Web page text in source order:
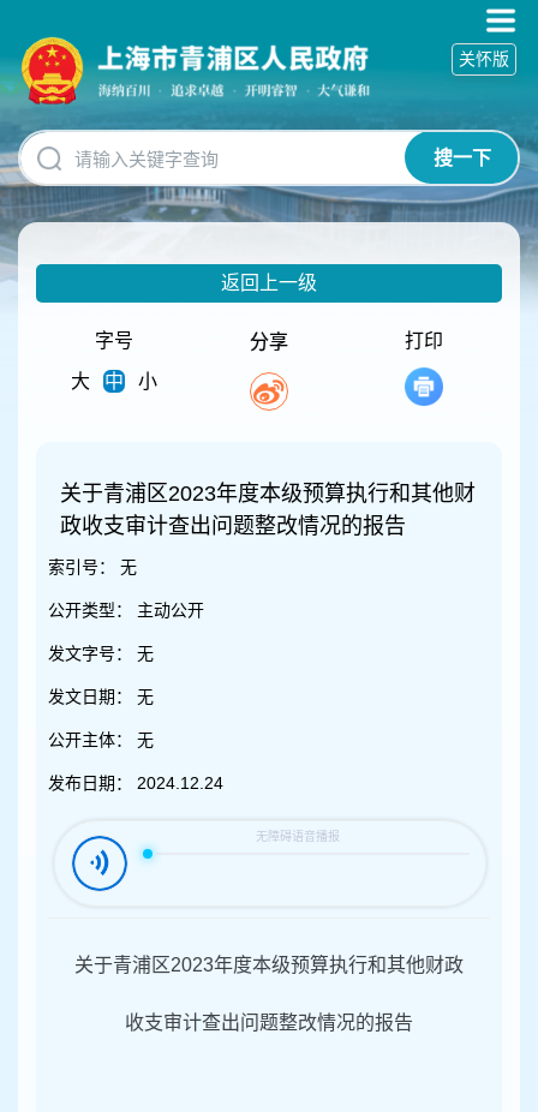
碍
操
明
跳
转
到
网
搜一下
关怀版
返回上一级
字号
大
中 小
分享 打印
关于青浦区2023年度本级预算执行和其他财
政收支审计查出问题整改情况的报告
索引号： 无
公开类型： 主动公开
发文字号： 无
发文日期： 无
公开主体： 无
发布日期： 2024.12.24
关于青浦区2023年度本级预算执行和其他财政
收支审计查出问题整改情况的报告